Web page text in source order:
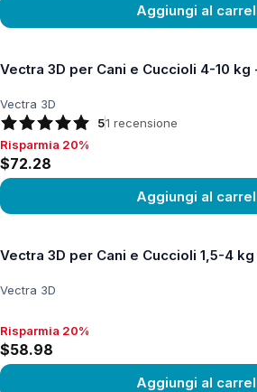
Aggiungi al
Vectra 3D per Cani e Cuccioli 4-10 kg
Vectra 3D
51 recensione
Risparmia 20%, $72.28
Risparmia 20%
$72.28
Aggiungi al
Vectra 3D per Cani e Cuccioli 1,5-4
Vectra 3D
Risparmia 20%, $58.98
Risparmia 20%
$58.98
Aggiungi al